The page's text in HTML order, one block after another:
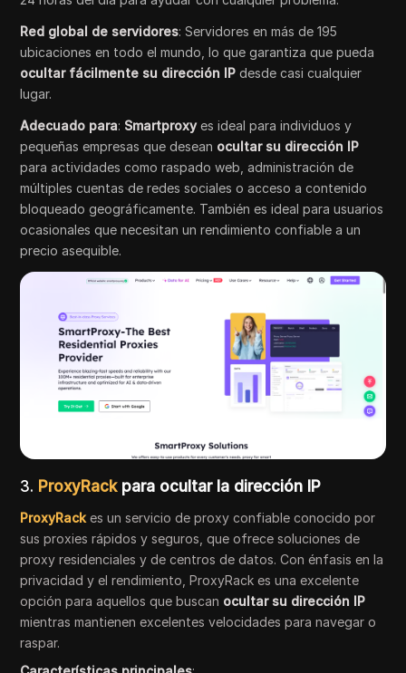
Red global de servidores: Servidores en más de 195
ubicaciones en todo el mundo, lo que garantiza que pueda
ocultar fácilmente su dirección IP desde casi cualquier
lugar.
Adecuado para: Smartproxyes ideal para individuos y
pequeñas empresas que desean ocultar su dirección IP
para actividades como raspado web, administración de
múltiples cuentas de redes sociales o acceso a contenido
bloqueado geográficamente. También es ideal para usuarios
ocasionales que necesitan un rendimiento confiable a un
precio asequible.
3. ProxyRackpara ocultar la dirección IP
ProxyRack es un servicio de proxy confiable conocido por
sus proxies rápidos y seguros, que ofrece soluciones de
proxy residenciales y de centros de datos. Con énfasis en la
privacidad y el rendimiento, ProxyRack es una excelente
opción para aquellos que buscan ocultar su dirección IP
mientras mantienen excelentes velocidades para navegar o
raspar.